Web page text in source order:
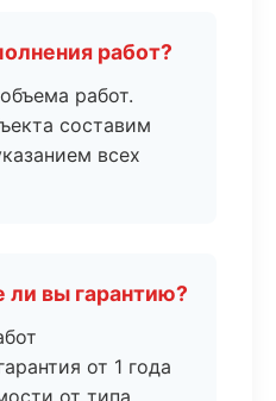
работ?
работ.
составим
всех
ли вы гарантию?
от 1 года
от типа